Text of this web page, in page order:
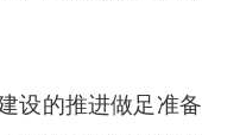
设的推进做足准备